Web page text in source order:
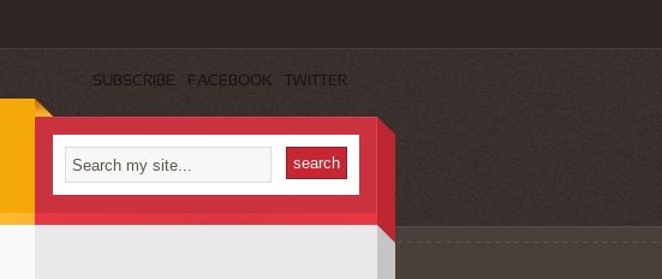
SUBSCRIBE FACEBOOK TWITTER